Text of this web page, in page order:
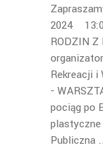
2024
RODZIN
Rekreacji i
-
pociąg po
Publiczna